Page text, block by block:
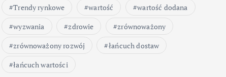
Trendy rynkowe
wartość
wartość dodana
wyzwania
zdrowie
zrównoważony
zrównoważony rozwój
łańcuch dostaw
łańcuch wartości